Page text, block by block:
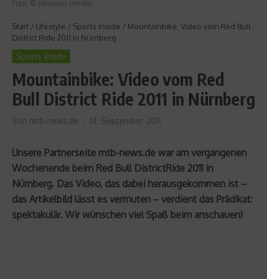
Foto: © Johannes Herden
Start / Lifestyle / Sports Inside / Mountainbike: Video vom Red Bull
District Ride 2011 in Nürnberg
Sports Inside
Mountainbike: Video vom Red
Bull District Ride 2011 in Nürnberg
Von mtb-news.de 14. September 2011
Unsere Partnerseite mtb-news.de war am vergangenen
Wochenende beim Red Bull DistrictRide 2011 in
Nürnberg. Das Video, das dabei herausgekommen ist –
das Artikelbild lässt es vermuten – verdient das Prädikat:
spektakulär. Wir wünschen viel Spaß beim anschauen!